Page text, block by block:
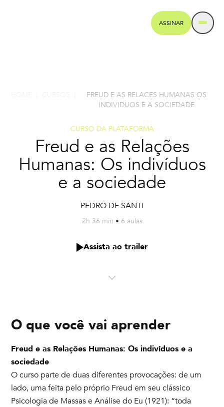
ASSINAR
FREUD E AS RELACES HUMANAS OS
INDIVIDUOS E A SOCIEDADE
CURSO DA PLATAFORMA
Freud e as Relações
Humanas: Os indivíduos
e a sociedade
PEDRO DE SANTI
2h 36 min • 6 aulas
Assista ao trailer
O que você vai aprender
Freud e as Relações Humanas: Os indivíduos e a
sociedade
O curso parte de duas diferentes provocações: de um
lado, uma feita pelo próprio Freud em seu clássico
Psicologia de Massas e Análise do Eu (1921): “toda